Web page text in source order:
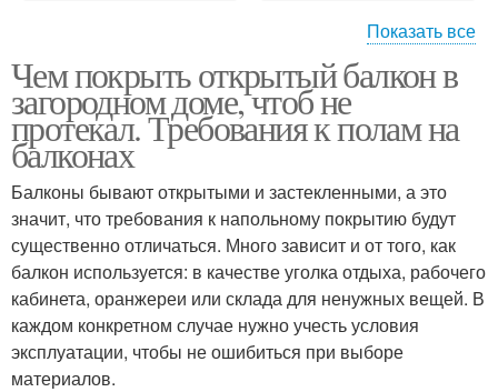
доме
Гидроизоляция для
балкона
Открытый балкон Балкон над эркером
Балкон в частном доме
Балкон над жилым
помещением
Показать все
Чем покрыть открытый балкон в
загородном доме, чтоб не
протекал. Требования к полам на
балконах
Балконы бывают открытыми и застекленными, а это
значит, что требования к напольному покрытию будут
существенно отличаться. Много зависит и от того, как
балкон используется: в качестве уголка отдыха, рабочего
кабинета, оранжереи или склада для ненужных вещей. В
каждом конкретном случае нужно учесть условия
эксплуатации, чтобы не ошибиться при выборе
материалов.